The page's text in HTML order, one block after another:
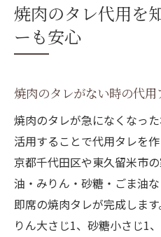
焼肉のタレ代用を
ーも安心
焼肉のタレがない時の代用
焼肉のタレが急になくなっ
活用することで代用タレを
京都千代田区や東久留米市
油・みりん・砂糖・ごま油
即席の焼肉タレが完成しま
りん大さじ1、砂糖小さじ1